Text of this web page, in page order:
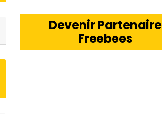
Devenir Partenaire
Freebees